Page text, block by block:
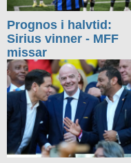
Prognos i halvtid:
Sirius vinner - MFF
missar